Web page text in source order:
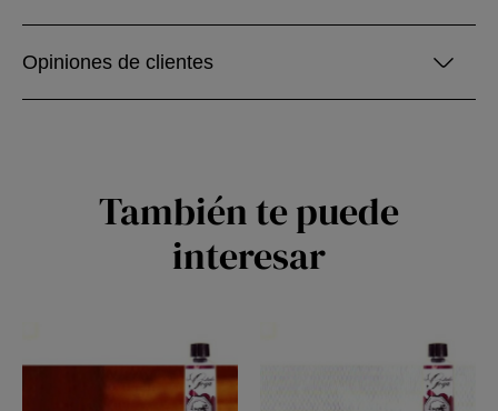
Opiniones de clientes
También te puede
interesar